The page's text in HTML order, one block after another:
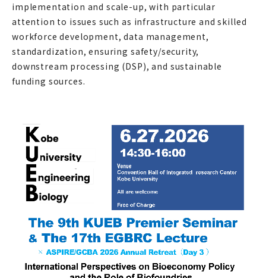
implementation and scale-up, with particular
attention to issues such as infrastructure and skilled
workforce development, data management,
standardization, ensuring safety/security,
downstream processing (DSP), and sustainable
funding sources.